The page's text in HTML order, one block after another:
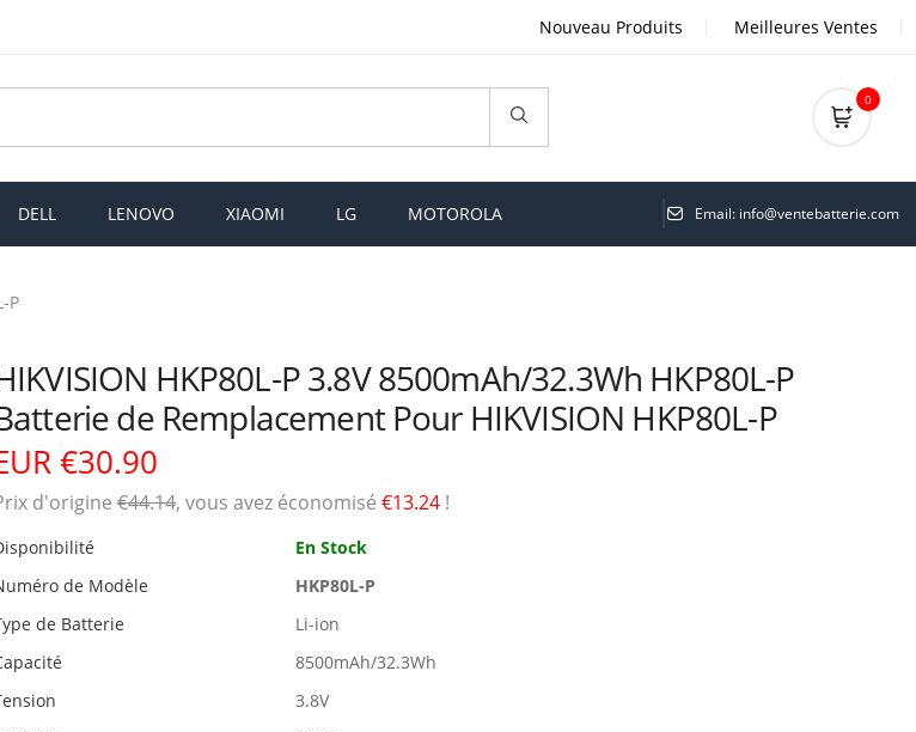
Nouveau Produits Meilleures Ventes
0
DELL LENOVO XIAOMI LG MOTOROLA Email: info@ventebatterie.com
P
HKP80L-P 3.8V 8500mAh/32.3Wh HKP80L-P
de Remplacement Pour HIKVISION HKP80L-P
€30.90
​​d'origine €44.14, vous avez économisé €13.24 !
En Stock
de Modèle
HKP80L-P
de Batterie
Li-ion
8500mAh/32.3Wh
3.8V